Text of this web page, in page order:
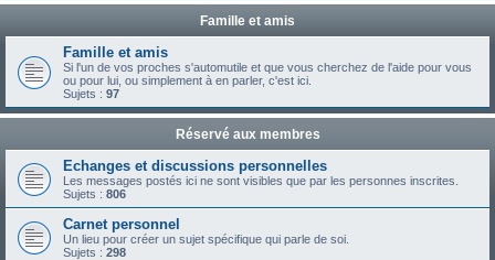
Famille et amis
Famille et amis
Si l'un de vos proches s'automutile et que vous cherchez de l'aide pour vous
ou pour lui, ou simplement à en parler, c'est ici.
Sujets : 97
Réservé aux membres
Echanges et discussions personnelles
Les messages postés ici ne sont visibles que par les personnes inscrites.
Sujets : 806
Carnet personnel
Un lieu pour créer un sujet spécifique qui parle de soi.
Sujets : 298